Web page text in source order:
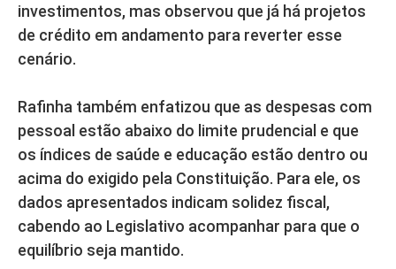
investimentos, mas observou que já há projetos
de crédito em andamento para reverter esse
cenário.
Rafinha também enfatizou que as despesas com
pessoal estão abaixo do limite prudencial e que
os índices de saúde e educação estão dentro ou
acima do exigido pela Constituição. Para ele, os
dados apresentados indicam solidez fiscal,
cabendo ao Legislativo acompanhar para que o
equilíbrio seja mantido.